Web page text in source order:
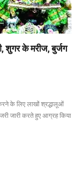
शुगर के मरीज, बुर्जग
के लिए लाखों श्रद्धालूओं
जारी करते हुए आग्रह किया